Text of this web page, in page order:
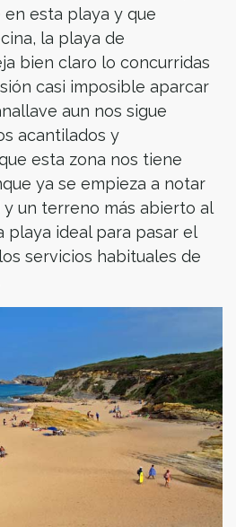
esta playa y que
la playa de
bien claro lo concurridas
casi imposible aparcar
aun nos sigue
acantilados y
esta zona nos tiene
ya se empieza a notar
un terreno más abierto al
playa ideal para pasar el
servicios habituales de